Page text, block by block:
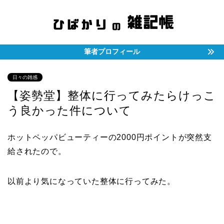
筆者プロフィール
日々の雑感
【姿勢堂】整体に行ってみたらけっこ
う良かった件について
ホットペッパビューティーの2000円ポイントが突然支
給されたので。
以前より気になっていた整体に行ってみた。